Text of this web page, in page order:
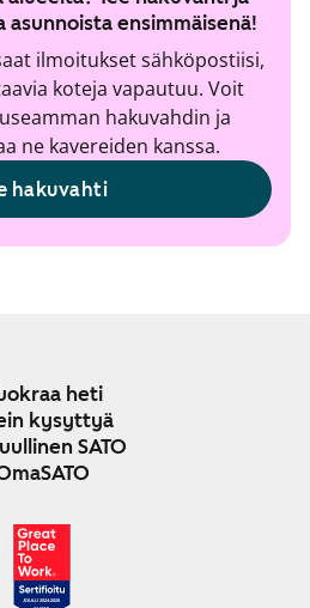
asunnoista ensimmäisenä!
ilmoitukset sähköpostiisi,
koteja vapautuu. Voit
hakuvahdin ja
ne kavereiden kanssa.
hakuvahti
heti
kysyttyä
SATO
JOULU 2024-2025